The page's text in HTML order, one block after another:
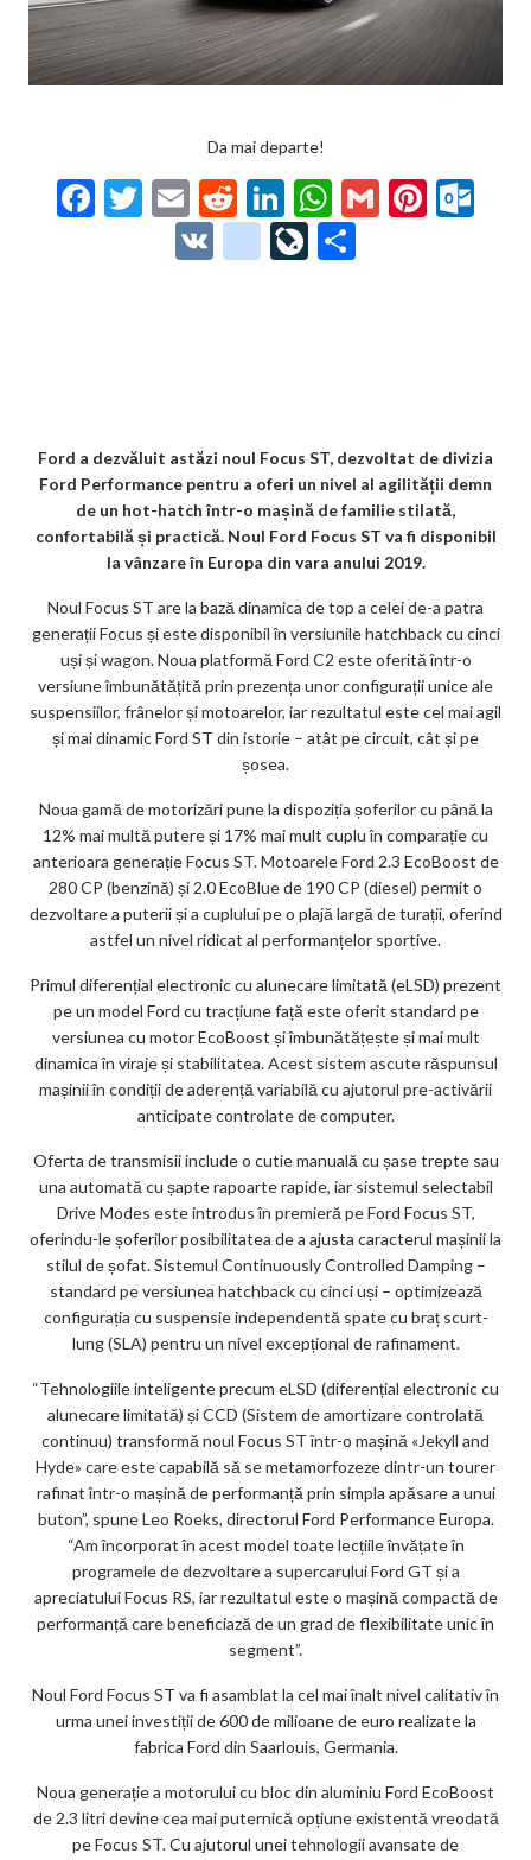
Da mai departe!
F T
w
itt
E
m
ai
R
e
d
Li
n
ke
W
h
at
G Pi
g
o
o
k
m
ar
ks
Li
Ford a dezvăluit astăzi noul Focus ST, dezvoltat de divizia
Ford Performance pentru a oferi un nivel al agilității demn
de un hot-hatch într-o mașină de familie stilată,
confortabilă și practică. Noul Ford Focus ST va fi disponibil
la vânzare în Europa din vara anului 2019.
Noul Focus ST are la bază dinamica de top a celei de-a patra
generații Focus și este disponibil în versiunile hatchback cu cinci
uși și wagon. Noua platformă Ford C2 este oferită într-o
versiune îmbunătățită prin prezența unor configurații unice ale
suspensiilor, frânelor și motoarelor, iar rezultatul este cel mai agil
și mai dinamic Ford ST din istorie – atât pe circuit, cât și pe
șosea.
Noua gamă de motorizări pune la dispoziția șoferilor cu până la
12% mai multă putere și 17% mai mult cuplu în comparație cu
anterioara generație Focus ST. Motoarele Ford 2.3 EcoBoost de
280 CP (benzină) și 2.0 EcoBlue de 190 CP (diesel) permit o
dezvoltare a puterii și a cuplului pe o plajă largă de turații, oferind
astfel un nivel ridicat al performanțelor sportive.
Primul diferențial electronic cu alunecare limitată (eLSD) prezent
pe un model Ford cu tracțiune față este oferit standard pe
versiunea cu motor EcoBoost și îmbunătățește și mai mult
dinamica în viraje și stabilitatea. Acest sistem ascute răspunsul
mașinii în condiții de aderență variabilă cu ajutorul pre-activării
anticipate controlate de computer.
Oferta de transmisii include o cutie manuală cu șase trepte sau
una automată cu șapte rapoarte rapide, iar sistemul selectabil
Drive Modes este introdus în premieră pe Ford Focus ST,
oferindu-le șoferilor posibilitatea de a ajusta caracterul mașinii la
stilul de șofat. Sistemul Continuously Controlled Damping –
standard pe versiunea hatchback cu cinci uși – optimizează
configurația cu suspensie independentă spate cu braț scurt-
lung (SLA) pentru un nivel excepțional de rafinament.
“Tehnologiile inteligente precum eLSD (diferențial electronic cu
alunecare limitată) și CCD (Sistem de amortizare controlată
continuu) transformă noul Focus ST într-o mașină «Jekyll and
Hyde» care este capabilă să se metamorfozeze dintr-un tourer
rafinat într-o mașină de performanță prin simpla apăsare a unui
buton”, spune Leo Roeks, directorul Ford Performance Europa.
“Am încorporat în acest model toate lecțiile învățate în
programele de dezvoltare a supercarului Ford GT și a
apreciatului Focus RS, iar rezultatul este o mașină compactă de
performanță care beneficiază de un grad de flexibilitate unic în
segment”.
Noul Ford Focus ST va fi asamblat la cel mai înalt nivel calitativ în
urma unei investiții de 600 de milioane de euro realizate la
fabrica Ford din Saarlouis, Germania.
Noua generație a motorului cu bloc din aluminiu Ford EcoBoost
de 2.3 litri devine cea mai puternică opțiune existentă vreodată
pe Focus ST. Cu ajutorul unei tehnologii avansate de